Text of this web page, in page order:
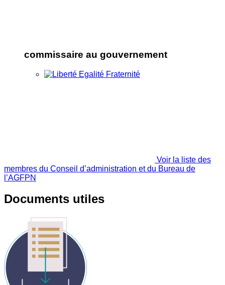
commissaire au gouvernement
Voir la liste des
membres du Conseil d’administration et du Bureau de
l’AGFPN
Documents utiles